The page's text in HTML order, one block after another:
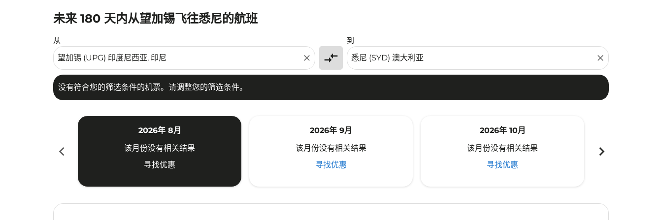
未来 180 天内从望加锡飞往悉尼的航班
从
close compare_arrows
到
close
没有符合您的筛选条件的机票。请调整您的筛选条件。
没有符合您的筛选条件的机票。请调整您的筛选条件。
chevron_left
2026年 8月
该月份没有相关结果
寻找优惠
2026年 9月
该月份没有相关结果
寻找优惠
2026年 10月
该月份没有相关结果
寻找优惠
chevron_right